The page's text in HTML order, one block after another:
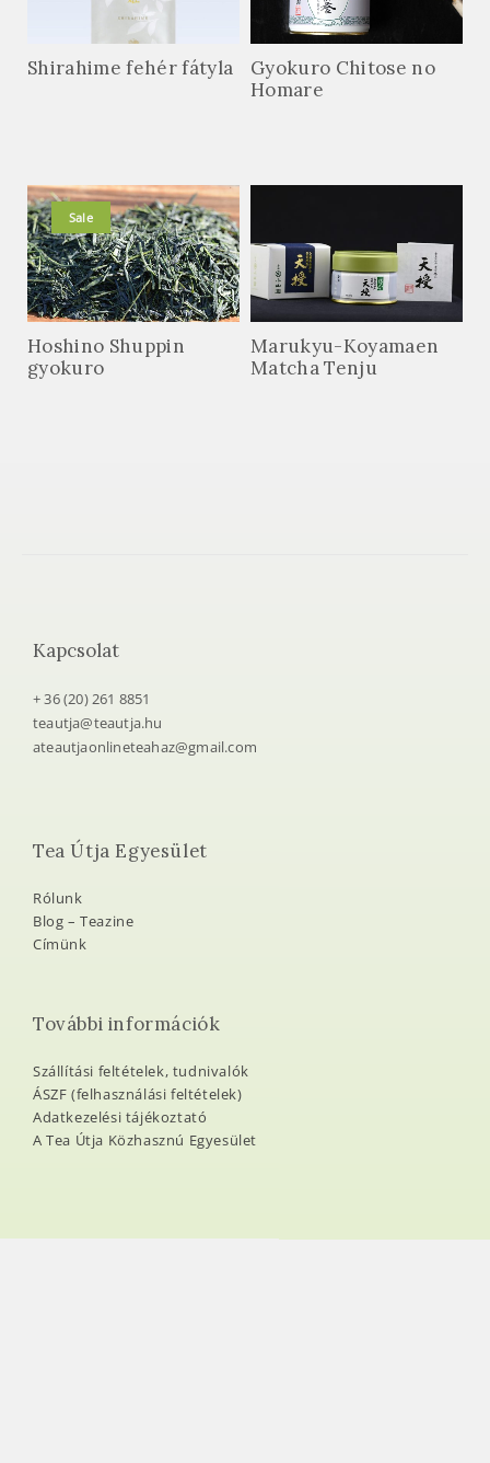
Shirahime fehér fátyla
Gyokuro Chitose no
Homare
Sale
Hoshino Shuppin
gyokuro
Marukyu-Koyamaen
Matcha Tenju
Kapcsolat
+ 36 (20) 261 8851
teautja@teautja.hu
ateautjaonlineteahaz@gmail.com
Tea Útja Egyesület
Rólunk
Blog – Teazine
Címünk
További információk
Szállítási feltételek, tudnivalók
ÁSZF (felhasználási feltételek)
Adatkezelési tájékoztató
A Tea Útja Közhasznú Egyesület